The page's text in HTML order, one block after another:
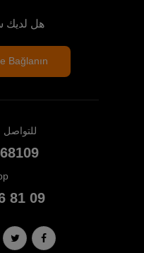
هل لديك
Bağlanın
للتواصل
81 09